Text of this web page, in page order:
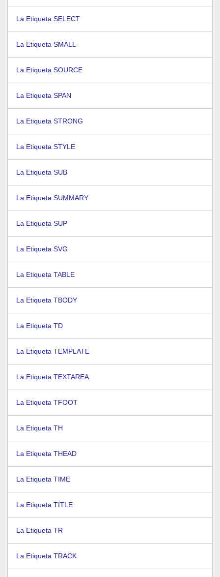
La Etiqueta SELECT
La Etiqueta SMALL
La Etiqueta SOURCE
La Etiqueta SPAN
La Etiqueta STRONG
La Etiqueta STYLE
La Etiqueta SUB
La Etiqueta SUMMARY
La Etiqueta SUP
La Etiqueta SVG
La Etiqueta TABLE
La Etiqueta TBODY
La Etiqueta TD
La Etiqueta TEMPLATE
La Etiqueta TEXTAREA
La Etiqueta TFOOT
La Etiqueta TH
La Etiqueta THEAD
La Etiqueta TIME
La Etiqueta TITLE
La Etiqueta TR
La Etiqueta TRACK